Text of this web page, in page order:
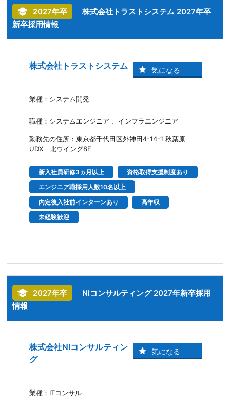
2027年卒
株式会社トラストシステム 2027年卒
新卒採用情報
株式会社トラストシステム
業種：システム開発
職種：システムエンジニア 、インフラエンジニア
勤務先の住所：東京都千代田区外神田4-14-1 秋葉原
UDX 北ウイング8F
新入社員研修3ヵ月以上
資格取得支援制度あり
エンジニア職採用人数10名以上
内定後入社前インターンあり
高年収
未経験歓迎
2027年卒
NIコンサルティング 2027年新卒採用
情報
株式会社NIコンサルティン
グ
業種：ITコンサル